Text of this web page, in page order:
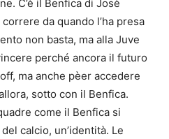
C’è il Benfica di Josè
da quando l’ha presa
non basta, ma alla Juve
perché ancora il futuro
ma anche pèer accedere
sotto con il Benfica.
come il Benfica si
calcio, un’identità. Le